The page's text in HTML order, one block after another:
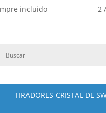
incluido 2
TIRADORES CRISTAL DE